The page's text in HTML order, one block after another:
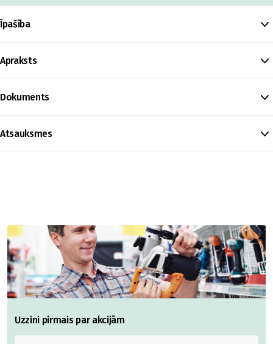
Īpašība
Apraksts
Dokuments
Atsauksmes
Uzzini pirmais par akcijām